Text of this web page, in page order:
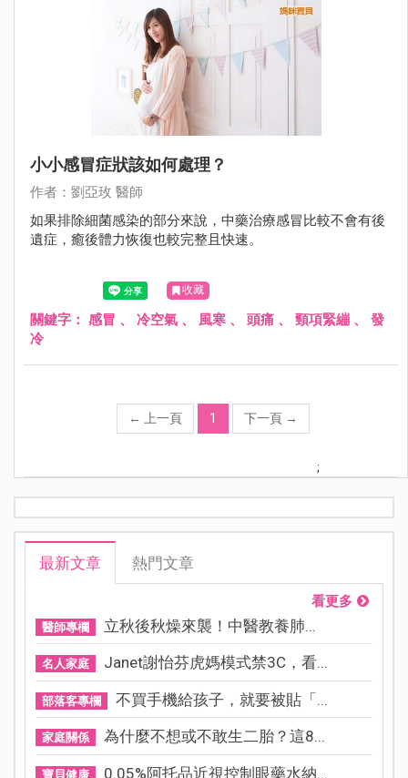
小小感冒症狀該如何處理？
作者：劉亞玫 醫師
如果排除細菌感染的部分來說，中藥治療感冒比較不會有後
遺症，癒後體力恢復也較完整且快速。
收藏
關鍵字： 感冒 、 冷空氣 、 風寒 、 頭痛 、 頸項緊繃 、 發
冷
← 上一頁 1 下一頁 →
;
最新文章 熱門文章
看更多
醫師專欄 立秋後秋燥來襲！中醫教養肺...
名人家庭 Janet謝怡芬虎媽模式禁3C，看...
部落客專欄 不買手機給孩子，就要被貼「...
家庭關係 為什麼不想或不敢生二胎？這8...
寶貝健康 0.05%阿托品近視控制眼藥水納...